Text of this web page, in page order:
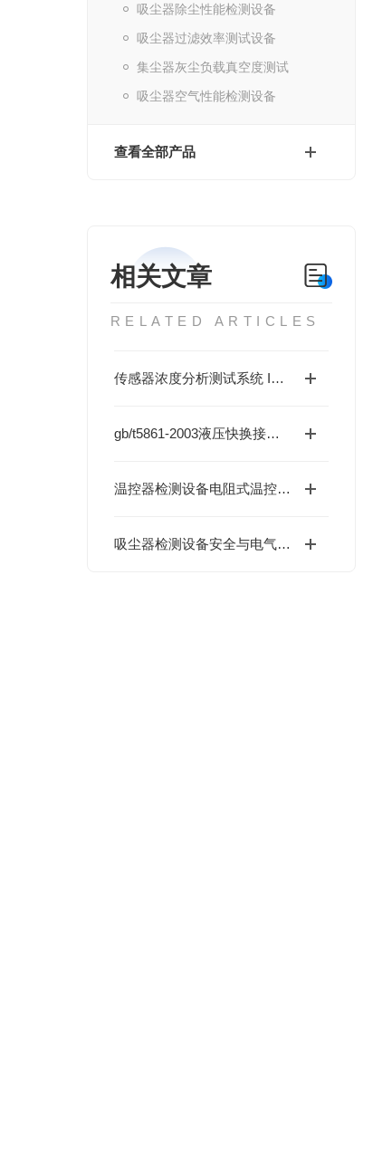
吸尘器除尘性能检测设备
吸尘器过滤效率测试设备
集尘器灰尘负载真空度测试
吸尘器空气性能检测设备
查看全部产品
相关文章
RELATED ARTICLES
传感器浓度分析测试系统 IEC 60335-2-40:2022 的测试设备
gb/t5861-2003液压快换接头相关测试设备
温控器检测设备电阻式温控器性能检测设备GB/T 14536.10
吸尘器检测设备安全与电气性能标准